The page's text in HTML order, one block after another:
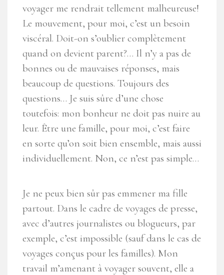
voyager me rendrait tellement malheureuse!
Le mouvement, pour moi, c’est un besoin
viscéral. Doit-on s’oublier complètement
quand on devient parent?… Il n’y a pas de
bonnes ou de mauvaises réponses, mais
beaucoup de questions. Toujours des
questions… Je suis sûre d’une chose
toutefois: mon bonheur ne doit pas nuire au
leur. Être une famille, pour moi, c’est faire
en sorte qu’on soit bien ensemble, mais aussi
individuellement. Non, ce n’est pas simple…
Je ne peux bien sûr pas emmener ma fille
partout. Dans le cadre de voyages de presse,
avec d’autres journalistes ou blogueurs, par
exemple, c’est impossible (sauf dans le cas de
voyages conçus pour les familles). Mon
travail m’amenant à voyager souvent, elle a